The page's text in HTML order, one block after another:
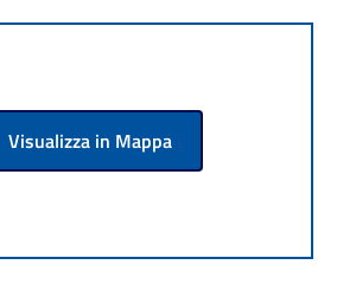
Visualizza in Mappa